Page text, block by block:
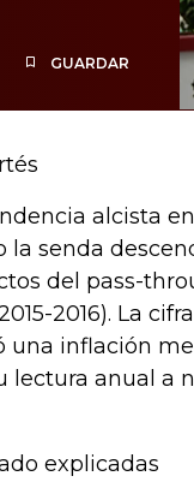
GUARDAR
alcista en
la senda
del pass-
2016). La
una inflación
lectura anual a
explicadas